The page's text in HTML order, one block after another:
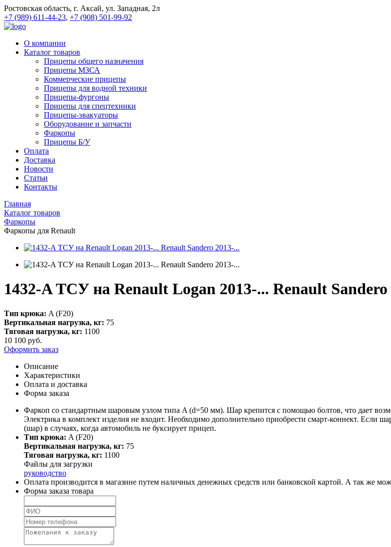
Ростовская область, г. Аксай, ул. Западная, 2л
+7 (989) 611-44-23, +7 (908) 501-99-92
О компании
Каталог товаров
Прицепы общего назначения
Прицепы МЗСА
Коммерческие прицепы
Прицепы для водной техники
Прицепы-фургоны
Прицепы для спецтехники
Прицепы-эвакуаторы
Оборудование и запчасти
Фаркопы
Прицепы Б/У
Оплата
Доставка
Новости
Статьи
Контакты
Главная
Каталог товаров
Фаркопы
Фаркопы для Renault
1432-A ТСУ на Renault Logan 2013-... Renault Sandero
Тип крюка: A (F20)
Вертикальная нагрузка, кг: 75
Тяговая нагрузка, кг: 1100
10 100 руб.
Оформить заказ
Описание
Характеристики
Оплата и доставка
Форма заказа
Фаркоп со стандартным шаровым узлом типа A (d=50 мм). Шар крепится с помощью болтов, что дает
Электрика в комплект изделия не входит. Необходимо дополнительно приобрести смарт-коннект. Если
(шар) в случаях, когда автомобиль не буксирует прицеп.
Тип крюка: A (F20)
Вертикальная нагрузка, кг: 75
Тяговая нагрузка, кг: 1100
Файлы для загрузки
руководство
Оплата производится в магазине путем наличных денежных средств или банковской картой. А так же
Форма заказа товара